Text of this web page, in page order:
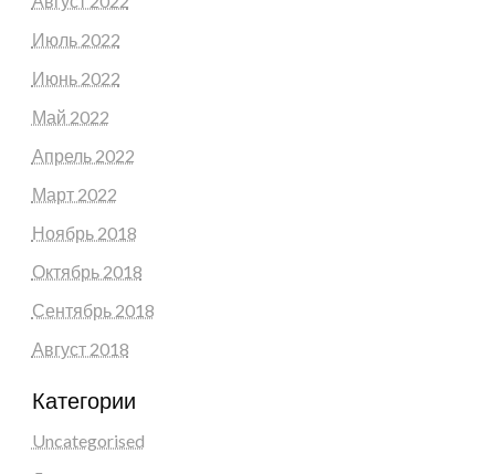
Июль 2022
Июнь 2022
Май 2022
Апрель 2022
Март 2022
Ноябрь 2018
Октябрь 2018
Сентябрь 2018
Август 2018
Категории
Uncategorised